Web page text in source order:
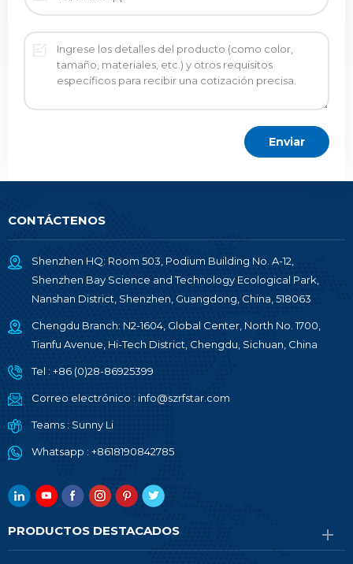
CONTÁCTENOS
Shenzhen HQ: Room 503, Podium Building No. A-12,
Shenzhen Bay Science and Technology Ecological Park,
Nanshan District, Shenzhen, Guangdong, China, 518063
Chengdu Branch: N2-1604, Global Center, North No. 1700,
Tianfu Avenue, Hi-Tech District, Chengdu, Sichuan, China
Tel : +86 (0)28-86925399
Correo electrónico : info@szrfstar.com
Teams : Sunny Li
Whatsapp : +8618190842785
PRODUCTOS DESTACADOS